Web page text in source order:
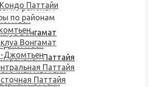
по районам
Вонгамат
Джомтьен
Паттайя
Паттайя
Паттайя
Паттайи
по районам
Вонгамат
Джомтьен
Паттайя
Паттайя